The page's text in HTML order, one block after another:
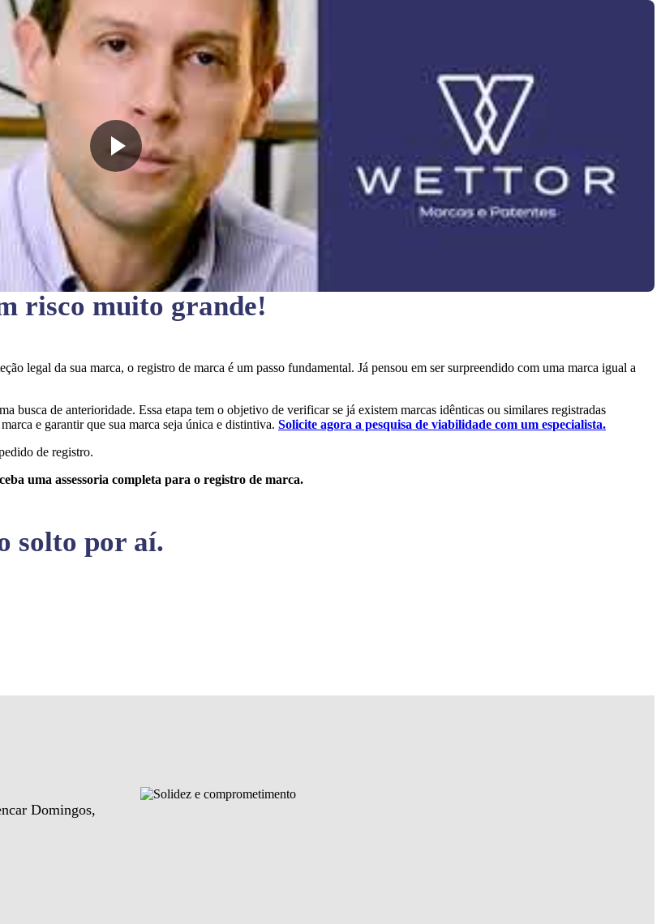
risco muito grande!
legal da sua marca, o registro de marca é um passo fundamental. Já pensou em ser surpreendido com uma marca igual a
busca de anterioridade. Essa etapa tem o objetivo de verificar se já existem marcas idênticas ou similares registradas
e garantir que sua marca seja única e distintiva. Solicite agora a pesquisa de viabilidade com um especialista.
de registro.
uma assessoria completa para o registro de marca.
solto por aí.
Domingos,